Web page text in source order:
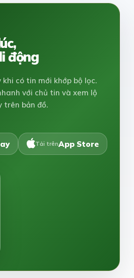
động
có tin mới khớp bộ lọc.
với chủ tin và xem lộ
trên bản đồ.
Tải trênApp Store